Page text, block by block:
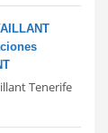
Tenerife